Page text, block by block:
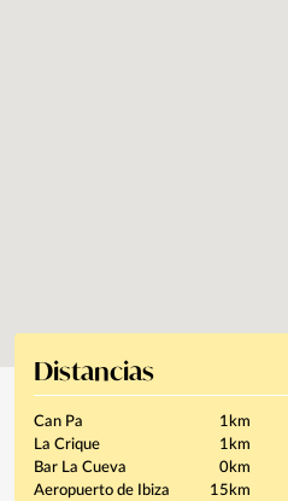
Distancias
Can Pa
1km
La Crique
1km
Bar La Cueva
0km
Aeropuerto de Ibiza
15km